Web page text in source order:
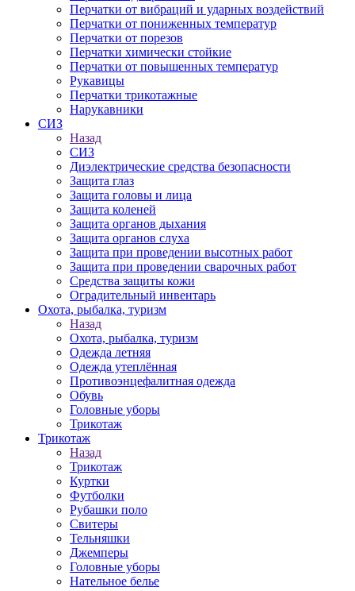
Перчатки от вибраций и ударных воздействий
Перчатки от пониженных температур
Перчатки от порезов
Перчатки химически стойкие
Перчатки от повышенных температур
Рукавицы
Перчатки трикотажные
Нарукавники
СИЗ
Назад
СИЗ
Диэлектрические средства безопасности
Защита глаз
Защита головы и лица
Защита коленей
Защита органов дыхания
Защита органов слуха
Защита при проведении высотных работ
Защита при проведении сварочных работ
Средства защиты кожи
Оградительный инвентарь
Охота, рыбалка, туризм
Назад
Охота, рыбалка, туризм
Одежда летняя
Одежда утеплённая
Противоэнцефалитная одежда
Обувь
Головные уборы
Трикотаж
Трикотаж
Назад
Трикотаж
Куртки
Футболки
Рубашки поло
Свитеры
Тельняшки
Джемперы
Головные уборы
Нательное белье